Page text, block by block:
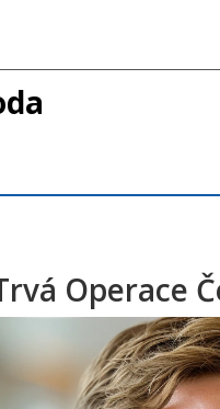
Operace